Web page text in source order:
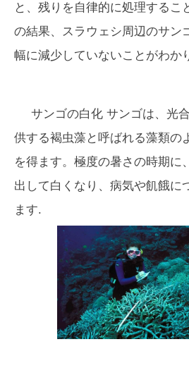
と、残りを自律的に処理するこ
の結果、スラウェシ周辺のサン
幅に減少していないことがわか
サンゴの白化 サンゴは、光
供する褐虫藻と呼ばれる藻類の
を得ます。極度の暑さの時期に
出して白くなり、病気や飢餓に
ます.